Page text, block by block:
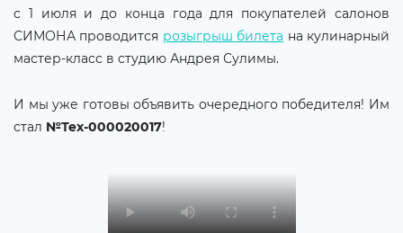
с 1 июля и до конца года для покупателей салонов
СИМОНА проводится розыгрыш билета на кулинарный
мастер-класс в студию Андрея Сулимы.
И мы уже готовы объявить очередного победителя! Им
стал №Тех-000020017!